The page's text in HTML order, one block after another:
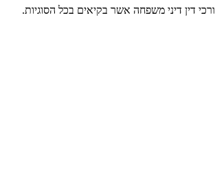
דין דיני משפחה אשר בקיאים בכל הסוגיות.